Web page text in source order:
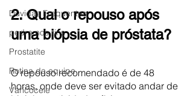
Dúvidas Frequentes
pedra nos rins
Prostatite
Rotina da equipe
Varicocele
2. Qual o repouso após
uma biópsia de próstata?
O repouso recomendado é de 48
horas, onde deve ser evitado andar de